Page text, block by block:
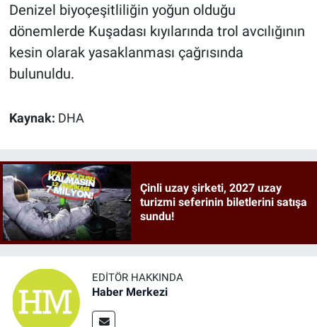
Denizel biyoçeşitliliğin yoğun olduğu
dönemlerde Kuşadası kıyılarında trol avcılığının
kesin olarak yasaklanması çağrısında
bulunuldu.
Kaynak: DHA
Çinli uzay şirketi, 2027 uzay
turizmi seferinin biletlerini satışa
sundu!
EDITÖR HAKKINDA
Haber Merkezi